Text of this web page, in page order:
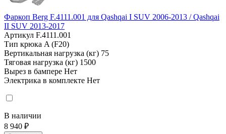
Фаркоп Berg F.4111.001 для Qashqai I SUV 2006-2013 / Qashqai
II SUV 2013-2017
Артикул F.4111.001
Тип крюка A (F20)
Вертикальная нагрузка (кг) 75
Тяговая нагрузка (кг) 1500
Вырез в бампере Нет
Электрика в комплекте Нет
В наличии
8 940 ₽